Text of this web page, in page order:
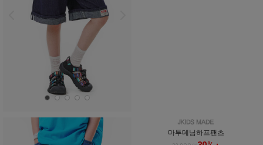
마투데님하프팬츠